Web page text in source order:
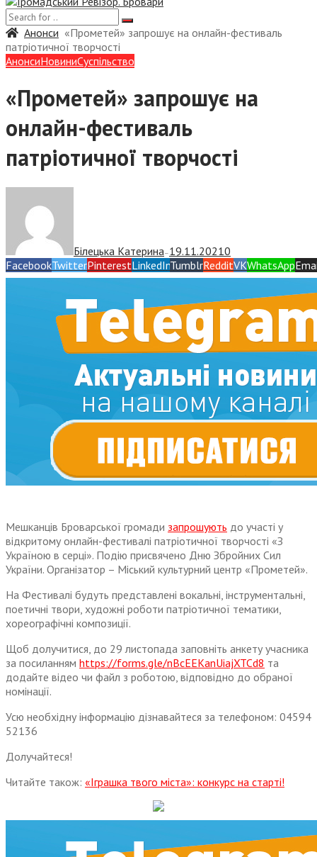
Анонси «Прометей» запрошує на онлайн-фестиваль
патріотичної творчості
АнонсиНовиниСуспiльство
«Прометей» запрошує на
онлайн-фестиваль
патріотичної творчості
Білецька Катерина— 19.11.20210
FacebookTwitterPinterestLinkedInTumblrRedditVKWhatsApp
Мешканців Броварської громади запрошують до участі у
відкритому онлайн-фестивалі патріотичної творчості «З
Україною в серці». Подію присвячено Дню Збройних Сил
України. Організатор – Міський культурний центр «Прометей».
На Фестивалі будуть представлені вокальні, інструментальні,
поетичні твори, художні роботи патріотичної тематики,
хореографічні композиції.
Щоб долучитися, до 29 листопада заповніть анкету учасника
за посиланням https://forms.gle/nBcEEKanUiajXTCd8 та
додайте відео чи файл з роботою, відповідно до обраної
номінації.
Усю необхідну інформацію дізнавайтеся за телефоном: 04594
52136
Долучайтеся!
Читайте також: «Іграшка твого міста»: конкурс на старті!